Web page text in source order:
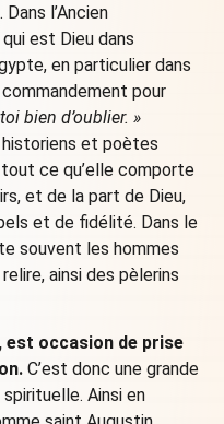
l’Ancien
est Dieu dans
en particulier dans
pour
bien d’oublier. »
et poètes
ce qu’elle comporte
et de la part de Dieu,
et de fidélité. Dans le
souvent les hommes
ainsi des pèlerins
est occasion de prise
C’est donc une grande
Ainsi en